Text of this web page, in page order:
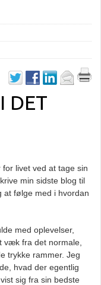
DET
livet ved at tage sin
min sidste blog til
at følge med i hvordan
med oplevelser,
væk fra det normale,
trykke rammer. Jeg
hvad der egentlig
sig fra sin bedste